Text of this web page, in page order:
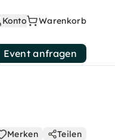
Konto Warenkorb
Event anfragen
Merken Teilen